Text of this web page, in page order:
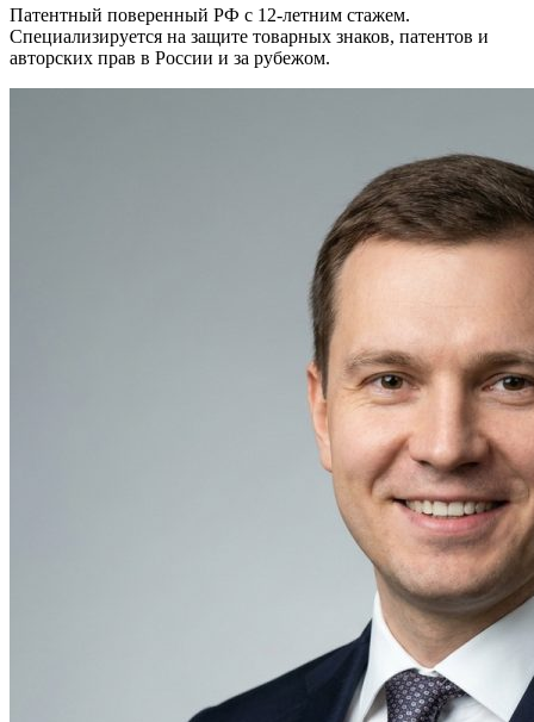
Патентный поверенный РФ с 12-летним стажем.
Специализируется на защите товарных знаков, патентов и
авторских прав в России и за рубежом.